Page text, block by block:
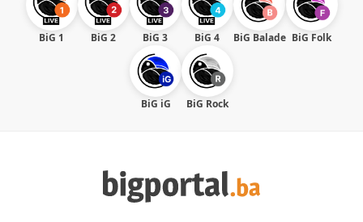
BiG 1 BiG 2 BiG 3 BiG 4 BiG Balade BiG Folk
BiG iG BiG Rock